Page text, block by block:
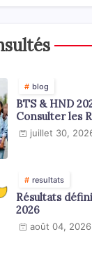
blog
BTS & HND
Consulter les
juillet 30,
resultats
Résultats
2026
août 04, 2026